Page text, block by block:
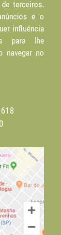
terceiros.
e o
influência
para lhe
navegar no